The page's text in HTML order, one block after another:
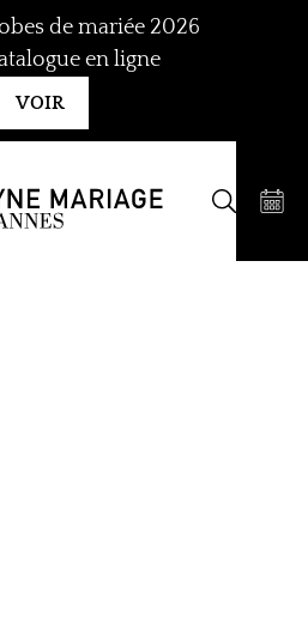
de mariée 2026
en ligne
VOIR